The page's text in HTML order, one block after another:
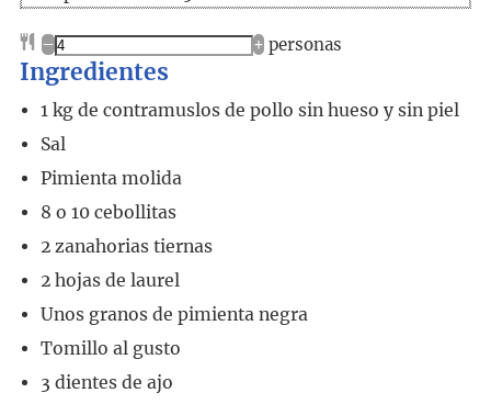
– + personas
Ingredientes
1 kg de contramuslos de pollo sin hueso y sin piel
Sal
Pimienta molida
8 o 10 cebollitas
2 zanahorias tiernas
2 hojas de laurel
Unos granos de pimienta negra
Tomillo al gusto
3 dientes de ajo